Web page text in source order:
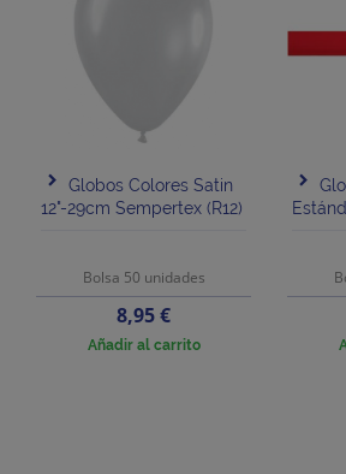
Globos Colores Satin
12"-29cm Sempertex (R12)
Bolsa 50 unidades
Precio
8,95 €
Añadir al carrito